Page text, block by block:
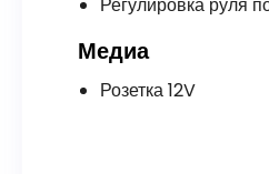
Медиа
Розетка 12V